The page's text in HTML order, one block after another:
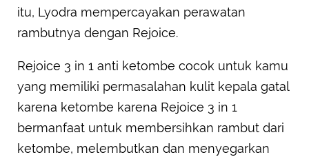
itu, Lyodra mempercayakan perawatan
rambutnya dengan Rejoice.
Rejoice 3 in 1 anti ketombe cocok untuk kamu
yang memiliki permasalahan kulit kepala gatal
karena ketombe karena Rejoice 3 in 1
bermanfaat untuk membersihkan rambut dari
ketombe, melembutkan dan menyegarkan